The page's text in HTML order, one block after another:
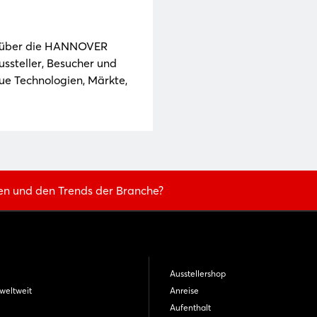
die HANNOVER
Besucher und
Technologien, Märkte,
und den Trends der Branche?
Ausstellershop
Anreise
Aufenthalt
Jetzt registrieren